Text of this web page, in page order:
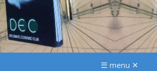
☰ menu ✕